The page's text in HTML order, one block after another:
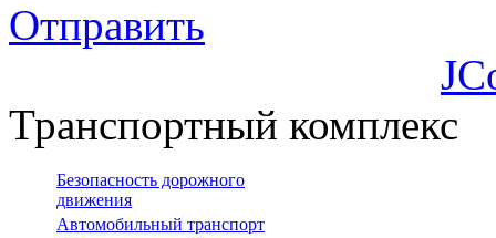
Отправить
Транспортный комплекс
Безопасность дорожного
движения
Автомобильный транспорт